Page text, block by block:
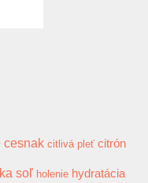
cesnak citlivá pleť citrón
soľ holenie hydratácia